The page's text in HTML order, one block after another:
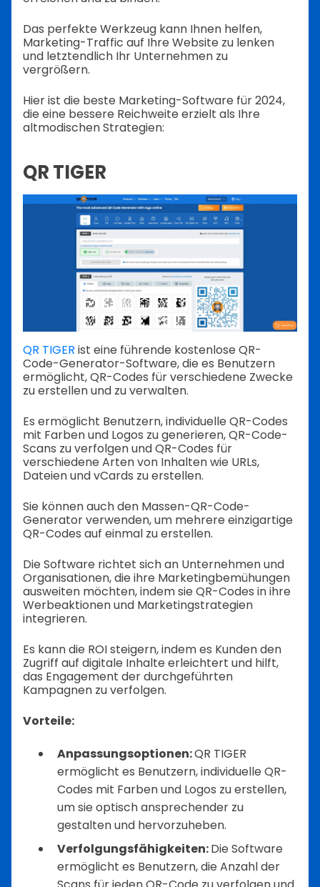
Das perfekte Werkzeug kann Ihnen helfen,
Marketing-Traffic auf Ihre Website zu lenken
und letztendlich Ihr Unternehmen zu
vergrößern.
Hier ist die beste Marketing-Software für 2024,
die eine bessere Reichweite erzielt als Ihre
altmodischen Strategien:
QR TIGER
QR TIGER ist eine führende kostenlose QR-
Code-Generator-Software, die es Benutzern
ermöglicht, QR-Codes für verschiedene Zwecke
zu erstellen und zu verwalten.
Es ermöglicht Benutzern, individuelle QR-Codes
mit Farben und Logos zu generieren, QR-Code-
Scans zu verfolgen und QR-Codes für
verschiedene Arten von Inhalten wie URLs,
Dateien und vCards zu erstellen.
Sie können auch den Massen-QR-Code-
Generator verwenden, um mehrere einzigartige
QR-Codes auf einmal zu erstellen.
Die Software richtet sich an Unternehmen und
Organisationen, die ihre Marketingbemühungen
ausweiten möchten, indem sie QR-Codes in ihre
Werbeaktionen und Marketingstrategien
integrieren.
Es kann die ROI steigern, indem es Kunden den
Zugriff auf digitale Inhalte erleichtert und hilft,
das Engagement der durchgeführten
Kampagnen zu verfolgen.
Vorteile:
Anpassungsoptionen:QR TIGER
ermöglicht es Benutzern, individuelle QR-
Codes mit Farben und Logos zu erstellen,
um sie optisch ansprechender zu
gestalten und hervorzuheben.
Verfolgungsfähigkeiten:Die Software
ermöglicht es Benutzern, die Anzahl der